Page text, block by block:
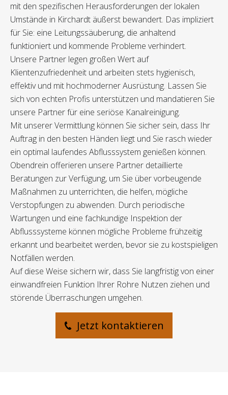
mit den spezifischen Herausforderungen der lokalen
Umstände in Kirchardt äußerst bewandert. Das impliziert
für Sie: eine Leitungssäuberung, die anhaltend
funktioniert und kommende Probleme verhindert.
Unsere Partner legen großen Wert auf
Klientenzufriedenheit und arbeiten stets hygienisch,
effektiv und mit hochmoderner Ausrüstung. Lassen Sie
sich von echten Profis unterstützen und mandatieren Sie
unsere Partner für eine seriöse Kanalreinigung.
Mit unserer Vermittlung können Sie sicher sein, dass Ihr
Auftrag in den besten Händen liegt und Sie rasch wieder
ein optimal laufendes Abflusssystem genießen können.
Obendrein offerieren unsere Partner detaillierte
Beratungen zur Verfügung, um Sie über vorbeugende
Maßnahmen zu unterrichten, die helfen, mögliche
Verstopfungen zu abwenden. Durch periodische
Wartungen und eine fachkundige Inspektion der
Abflusssysteme können mögliche Probleme frühzeitig
erkannt und bearbeitet werden, bevor sie zu kostspieligen
Notfällen werden.
Auf diese Weise sichern wir, dass Sie langfristig von einer
einwandfreien Funktion Ihrer Rohre Nutzen ziehen und
störende Überraschungen umgehen.
Jetzt kontaktieren